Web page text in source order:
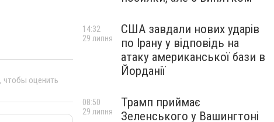
, чтобы оценить
США завдали нових ударів
по Ірану у відповідь на
атаку американської бази в
Йорданії
14:32
29 липня
Трамп приймає
Зеленського у Вашингтоні
08:50
29 липня